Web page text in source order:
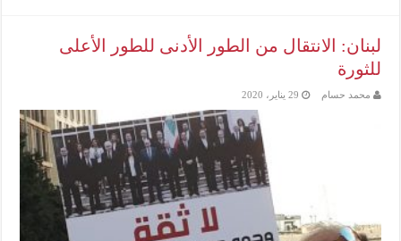
لبنان: الانتقال من الطور الأدنى للطور الأعلى
للثورة
محمد حسام 29 يناير، 2020